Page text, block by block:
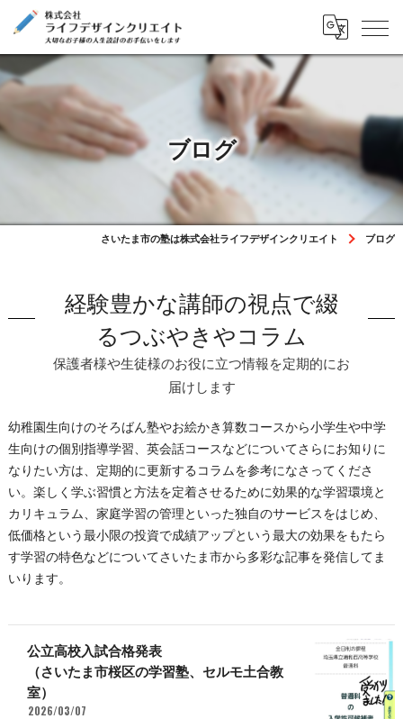
ブログ
さいたま市の塾は株式会社ライフデザインクリエイト ブログ
経験豊かな講師の視点で綴
るつぶやきやコラム
保護者様や生徒様のお役に立つ情報を定期的にお
届けします
幼稚園生向けのそろばん塾やお絵かき算数コースから小学生や中学
生向けの個別指導学習、英会話コースなどについてさらにお知りに
なりたい方は、定期的に更新するコラムを参考になさってくださ
い。楽しく学ぶ習慣と方法を定着させるために効果的な学習環境と
カリキュラム、家庭学習の管理といった独自のサービスをはじめ、
低価格という最小限の投資で成績アップという最大の効果をもたら
す学習の特色などについてさいたま市から多彩な記事を発信してま
いります。
公立高校入試合格発表
（さいたま市桜区の学習塾、セルモ土合教
室）
2026/03/07